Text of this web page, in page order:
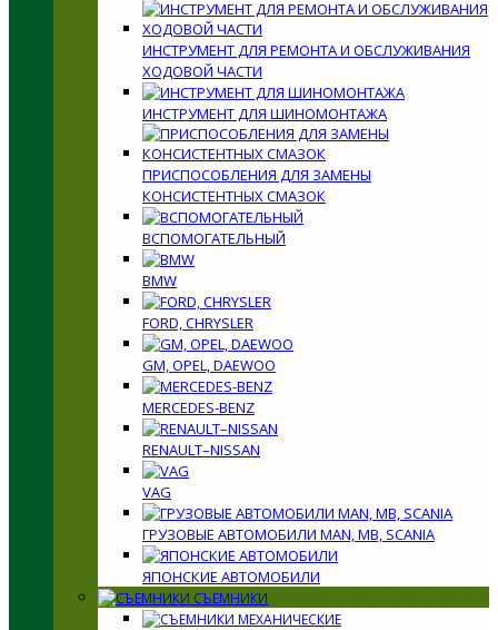
ИНСТРУМЕНТ ДЛЯ РЕМОНТА И ОБСЛУЖИВАНИЯ
ХОДОВОЙ ЧАСТИ
ИНСТРУМЕНТ ДЛЯ ШИНОМОНТАЖА
ПРИСПОСОБЛЕНИЯ ДЛЯ ЗАМЕНЫ
КОНСИСТЕНТНЫХ СМАЗОК
ВСПОМОГАТЕЛЬНЫЙ
BMW
FORD, CHRYSLER
GM, OPEL, DAEWOO
MERCEDES-BENZ
RENAULT–NISSAN
VAG
ГРУЗОВЫЕ АВТОМОБИЛИ MAN, MB, SCANIA
ЯПОНСКИЕ АВТОМОБИЛИ
СЪЕМНИКИ